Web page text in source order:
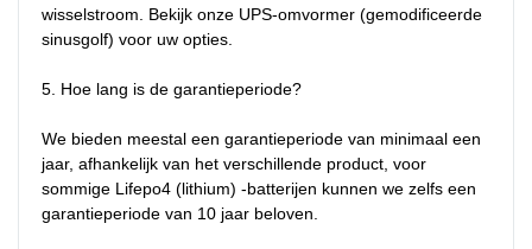
wisselstroom. Bekijk onze UPS-omvormer (gemodificeerde
sinusgolf) voor uw opties.
5. Hoe lang is de garantieperiode?
We bieden meestal een garantieperiode van minimaal een
jaar, afhankelijk van het verschillende product, voor
sommige Lifepo4 (lithium) -batterijen kunnen we zelfs een
garantieperiode van 10 jaar beloven.